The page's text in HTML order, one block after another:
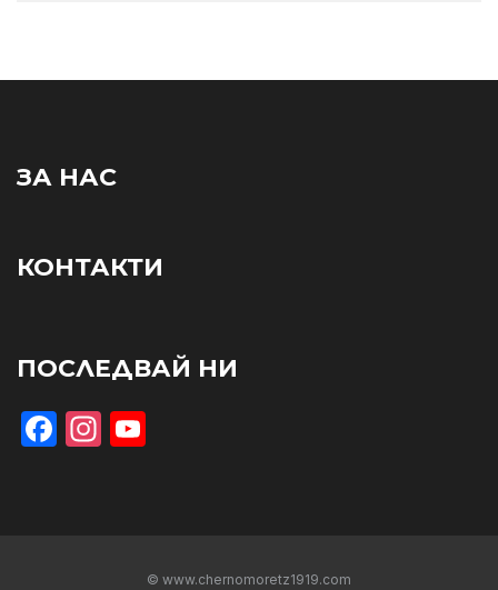
ЗА НАС
КОНТАКТИ
ПОСЛЕДВАЙ НИ
Facebook
Instagram
© www.chernomoretz1919.com